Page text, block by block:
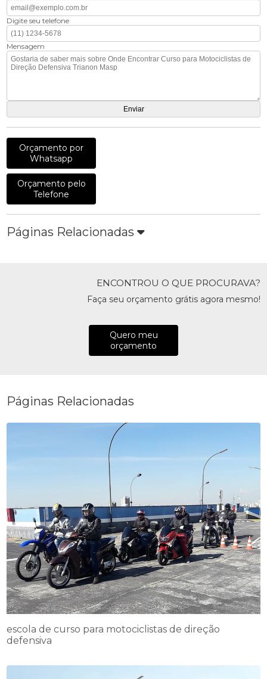
Digite seu telefone
Mensagem
Orçamento por
Whatsapp
Orçamento pelo
Telefone
Páginas Relacionadas
ENCONTROU O QUE PROCURAVA?
Faça seu orçamento grátis agora mesmo!
Quero meu
orçamento
Páginas Relacionadas
escola de curso para motociclistas de direção
defensiva